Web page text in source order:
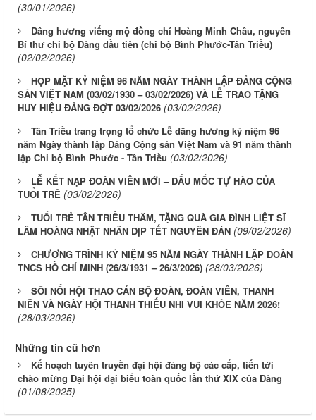
(30/01/2026)
Dâng hương viếng mộ đồng chí Hoàng Minh Châu, nguyên
Bí thư chi bộ Đảng đầu tiên (chi bộ Bình Phước-Tân Triều)
(02/02/2026)
HỌP MẶT KỶ NIỆM 96 NĂM NGÀY THÀNH LẬP ĐẢNG CỘNG
SẢN VIỆT NAM (03/02/1930 – 03/02/2026) VÀ LỄ TRAO TẶNG
HUY HIỆU ĐẢNG ĐỢT 03/02/2026 (03/02/2026)
Tân Triều trang trọng tổ chức Lễ dâng hương kỷ niệm 96
năm Ngày thành lập Đảng Cộng sản Việt Nam và 91 năm thành
lập Chi bộ Bình Phước - Tân Triều (03/02/2026)
LỄ KẾT NẠP ĐOÀN VIÊN MỚI – DẤU MỐC TỰ HÀO CỦA
TUỔI TRẺ (03/02/2026)
TUỔI TRẺ TÂN TRIỀU THĂM, TẶNG QUÀ GIA ĐÌNH LIỆT SĨ
LÂM HOÀNG NHẬT NHÂN DỊP TẾT NGUYÊN ĐÁN (09/02/2026)
CHƯƠNG TRÌNH KỶ NIỆM 95 NĂM NGÀY THÀNH LẬP ĐOÀN
TNCS HỒ CHÍ MINH (26/3/1931 – 26/3/2026) (28/03/2026)
SÔI NỔI HỘI THAO CÁN BỘ ĐOÀN, ĐOÀN VIÊN, THANH
NIÊN VÀ NGÀY HỘI THANH THIẾU NHI VUI KHỎE NĂM 2026!
(28/03/2026)
Những tin cũ hơn
Kế hoạch tuyên truyền đại hội đảng bộ các cấp, tiến tới
chào mừng Đại hội đại biểu toàn quốc lần thứ XIX của Đảng
(01/08/2025)